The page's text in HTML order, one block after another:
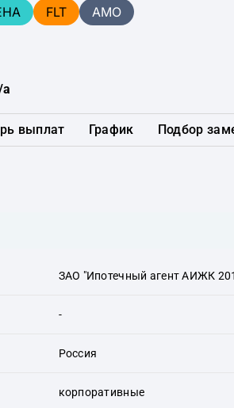
FLT AMO
выплат График Подбор
ЗАО "Ипотечный агент АИЖК
-
Россия
корпоративные